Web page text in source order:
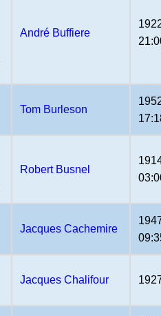
André Buffiere
Tom Burleson
Robert Busnel
Jacques Cachemire
Jacques Chalifour